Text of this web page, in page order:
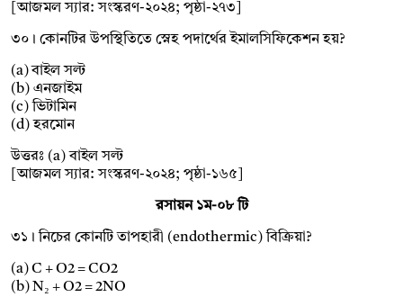
[আজমল স্যার: সংস্করণ-২০২৪; পৃষ্ঠা-২৭৩]
৩০। কোনটির উপস্থিতিতে স্নেহ পদার্থের ইমালসিফিকেশন হয়?
(a) বাইল সল্ট
(b) এনজাইম
(c) ভিটামিন
(d) হরমোন
উত্তরঃ (a) বাইল সল্ট
[আজমল স্যার: সংস্করণ-২০২৪; পৃষ্ঠা-১৬৫]
রসায়ন ১ম-০৮ টি
৩১। নিচের কোনটি তাপহারী (endothermic) বিক্রিয়া?
(a) C + O2 = CO2
(b) N₂ + O2 = 2NO